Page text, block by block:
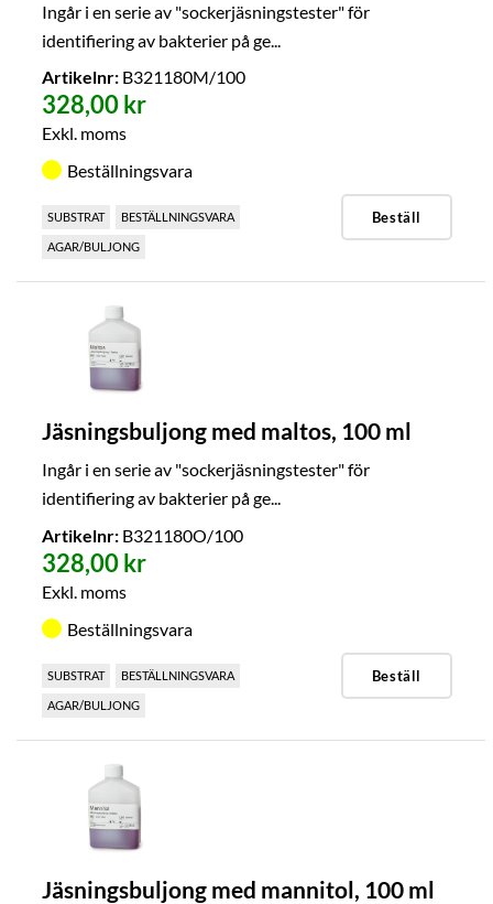
Ingår i en serie av "sockerjäsningstester" för
identifiering av bakterier på ge...
Artikelnr:B321180M/100
328,00 kr
Exkl. moms
Beställningsvara
SUBSTRAT BESTÄLLNINGSVARA
AGAR/BULJONG
Beställ
Jäsningsbuljong med maltos, 100 ml
Ingår i en serie av "sockerjäsningstester" för
identifiering av bakterier på ge...
Artikelnr:B321180O/100
328,00 kr
Exkl. moms
Beställningsvara
SUBSTRAT BESTÄLLNINGSVARA
AGAR/BULJONG
Beställ
Jäsningsbuljong med mannitol, 100 ml